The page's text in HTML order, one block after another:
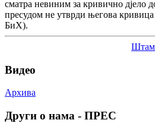
сматра невиним за кривично дјело
пресудом не утврди његова
БиХ).
Видео
Архива
Други о нама - ПРЕС